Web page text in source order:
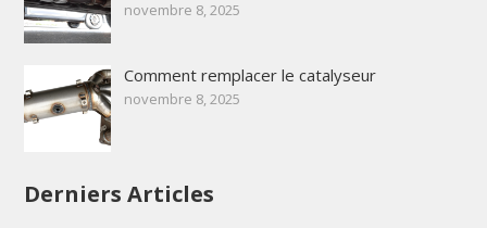
novembre 8, 2025
Comment remplacer le catalyseur
novembre 8, 2025
Derniers Articles